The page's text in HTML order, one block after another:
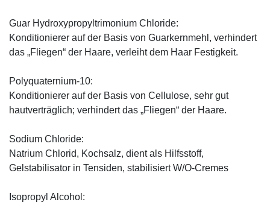
Guar Hydroxypropyltrimonium Chloride:
Konditionierer auf der Basis von Guarkernmehl, verhindert
das „Fliegen“ der Haare, verleiht dem Haar Festigkeit.
Polyquaternium-10:
Konditionierer auf der Basis von Cellulose, sehr gut
hautverträglich; verhindert das „Fliegen“ der Haare.
Sodium Chloride:
Natrium Chlorid, Kochsalz, dient als Hilfsstoff,
Gelstabilisator in Tensiden, stabilisiert W/O-Cremes
Isopropyl Alcohol: